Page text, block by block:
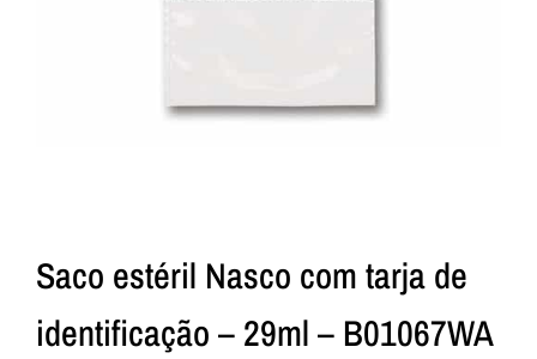
Saco estéril Nasco com tarja de
identificação – 29ml – B01067WA